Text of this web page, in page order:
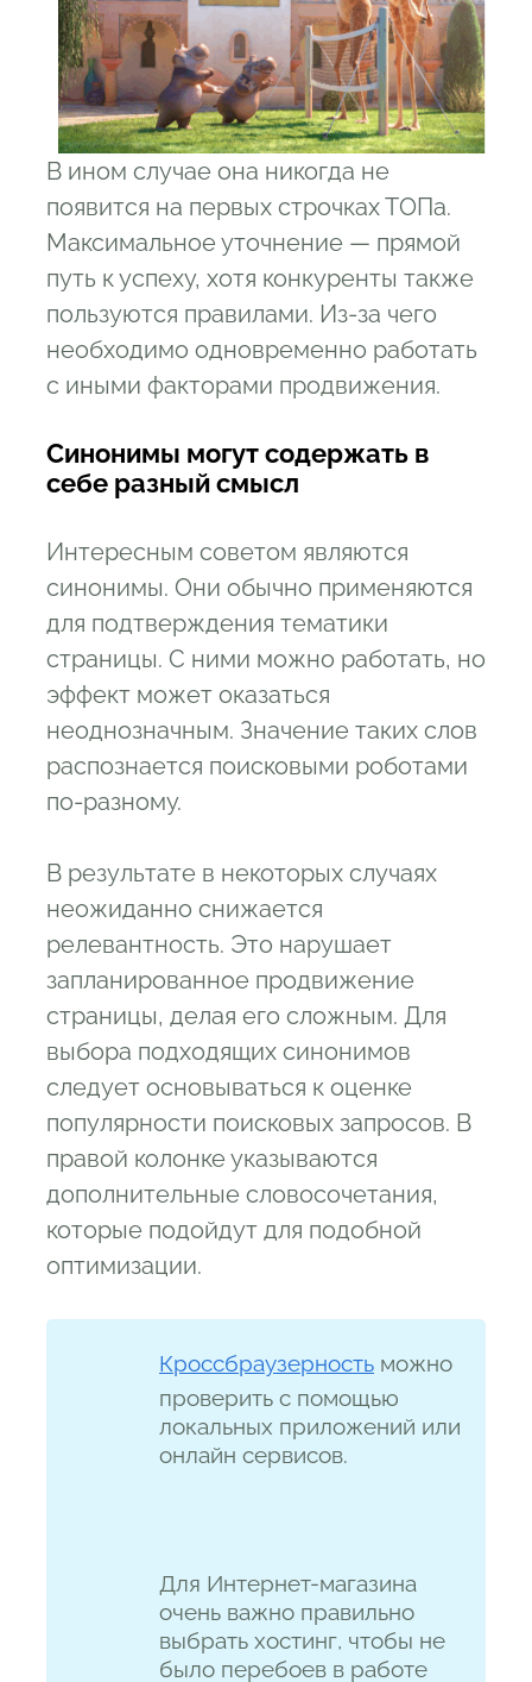
В ином случае она никогда не
появится на первых строчках ТОПа.
Максимальное уточнение — прямой
путь к успеху, хотя конкуренты также
пользуются правилами. Из-за чего
необходимо одновременно работать
с иными факторами продвижения.
Синонимы могут содержать в
себе разный смысл
Интересным советом являются
синонимы. Они обычно применяются
для подтверждения тематики
страницы. С ними можно работать, но
эффект может оказаться
неоднозначным. Значение таких слов
распознается поисковыми роботами
по-разному.
В результате в некоторых случаях
неожиданно снижается
релевантность. Это нарушает
запланированное продвижение
страницы, делая его сложным. Для
выбора подходящих синонимов
следует основываться к оценке
популярности поисковых запросов. В
правой колонке указываются
дополнительные словосочетания,
которые подойдут для подобной
оптимизации.
Кроссбраузерность можно
проверить с помощью
локальных приложений или
онлайн сервисов.
Для Интернет-магазина
очень важно правильно
выбрать хостинг, чтобы не
было перебоев в работе